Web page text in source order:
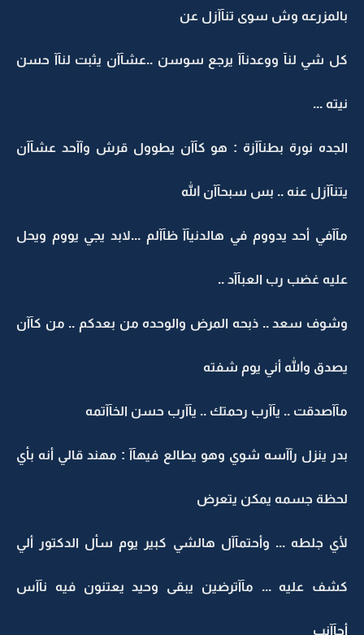
بالمزرعه وش سوى تنآآزل عن
كل شي لنآ ووعدنآآ يرجع سوسن ..عشآآن يثبت لنآآ حسن
نيته ...
الجده نورة بطنآآزة : هو كآآن يطوول قرش وآآحد عشآآن
يتنآآزل عنه .. بس سبحآآن الله
مآآفي أحد يدووم في هالدنيآآ ظآآلم ...لابد يجي يووم ويحل
عليه غضب رب العبآآد ..
وشوف سعد .. ذبحه المرض والوحده من بعدكم .. من كآآن
يصدق والله أني يوم شفته
مآآصدقت .. يآآرب رحمتك .. يآآرب حسن الخآآتمه
بدر ينزل رآآسه شوي وهو يطالع فيهآآ : مهند قالي أنه بأي
لحظة جسمه يمكن يتعرض
لأي جلطه ... وأحتمآآل هالشي كبير يوم سأل الدكتور ألي
كشف عليه ... مآآترضين يبقى وحيد يعتنون فيه نآآس
أجآآنب